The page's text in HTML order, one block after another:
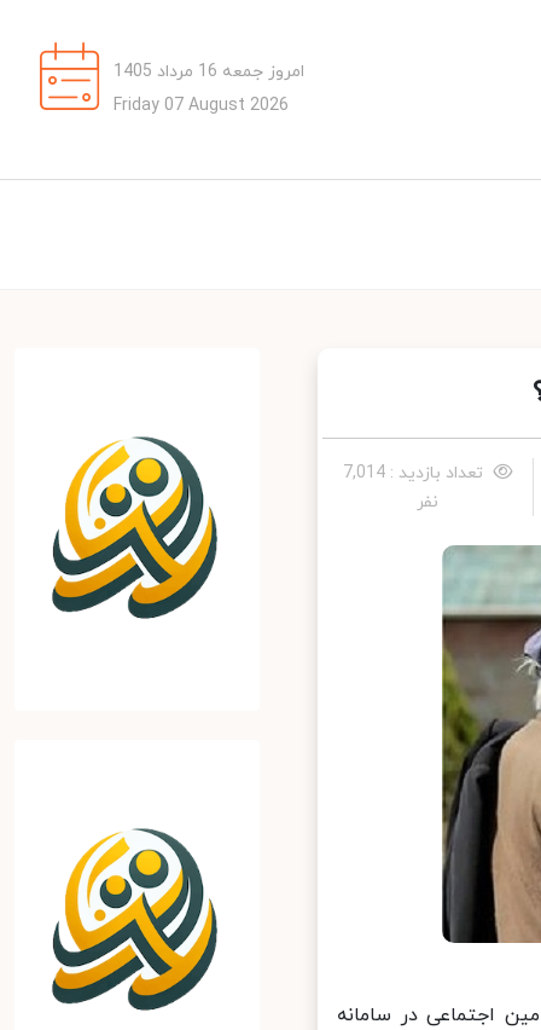
امروز جمعه 16 مرداد 1405
Friday 07 August 2026
تعداد بازدید : 7,014
نفر
تامین اجتماعی در سامانه